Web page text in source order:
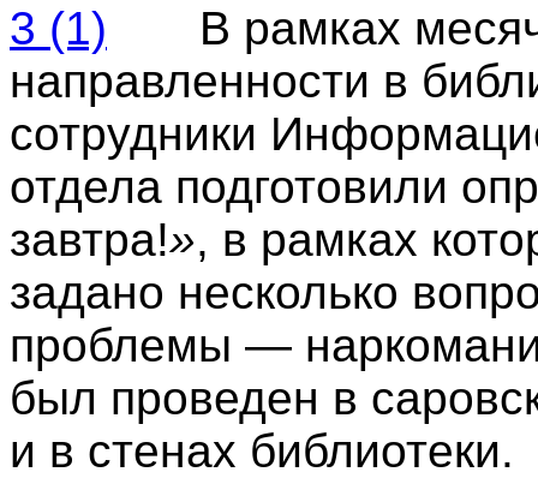
В рамках
направленности в
сотрудники
отдела подготовили
завтра!», в рамках
задано несколько
проблемы —
был проведен в
и в стенах библиотеки.